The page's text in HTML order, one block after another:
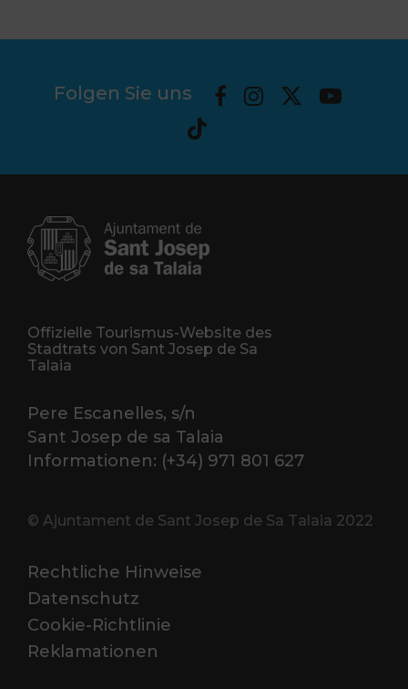
Folgen Sie uns
Offizielle Tourismus-Website des
Stadtrats von Sant Josep de Sa
Talaia
Pere Escanelles, s/n
Sant Josep de sa Talaia
Informationen: (+34) 971 801 627
© Ajuntament de Sant Josep de Sa Talaia 2022
Rechtliche Hinweise
Datenschutz
Cookie-Richtlinie
Reklamationen